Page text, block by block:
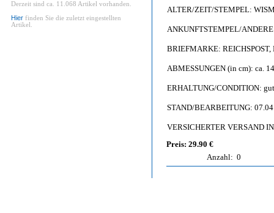
Derzeit sind ca. 11.068 Artikel vorhanden.
Hier finden Sie die zuletzt eingestellten
Artikel.
ALTER/ZEIT/STEMPEL:
ANKUNFTSTEMPEL/
BRIEFMARKE: REICHSPOST,
ABMESSUNGEN (in cm): ca.
ERHALTUNG/CONDITION:
STAND/BEARBEITUNG:
VERSICHERTER VERSAND
Preis: 29.90 €
Anzahl: 0